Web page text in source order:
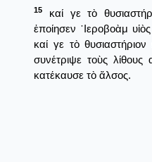
15
καί γε τὸ
ἐποίησεν ῾Ιεροβοὰμ
καί γε τὸ
συνέτριψε τοὺς λίθους
κατέκαυσε τὸ ἄλσος.